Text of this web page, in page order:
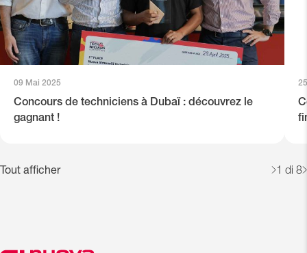
Tout afficher 1 di 8
09 Mai 2025
Concours de techniciens à Dubaï : découvrez le
gagnant !